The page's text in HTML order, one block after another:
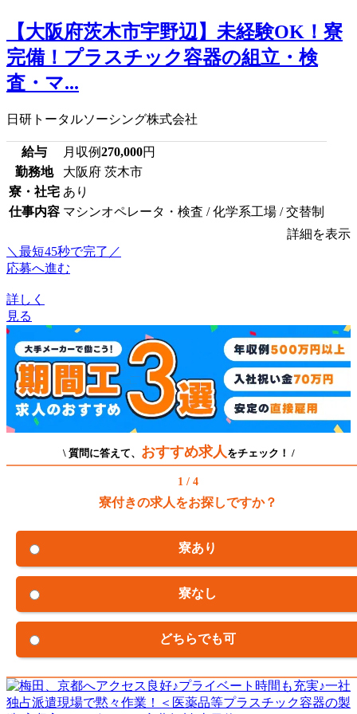
【大阪府茨木市宇野辺】未経験OK！寮
完備！プラスチック容器の組立・検
査・マ...
日研トータルソーシング株式会社
給与 月収例270,000円
勤務地
大阪府 茨木市
寮・社宅 あり
仕事内容 マシンオペレータ・検査 / 化学系工場 / 交替制
詳細を表示
＼最短45秒で完了／
応募へ進む
詳しく
見る
\ 質問に答えて、 おすすめ求人 をチェック！ /
1 / 4
寮付きの求人をお探しですか？
寮あり
寮なし
どちらでも可